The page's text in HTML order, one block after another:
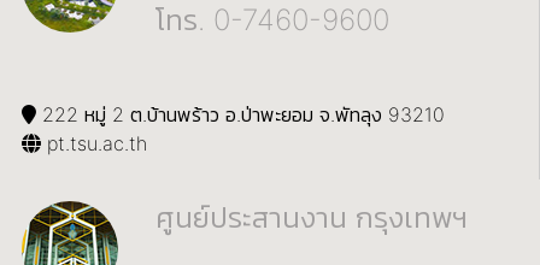
โทร. 0-7460-9600
222 หมู่ 2 ต.บ้านพร้าว อ.ป่าพะยอม จ.พัทลุง 93210
pt.tsu.ac.th
ศูนย์ประสานงาน กรุงเทพฯ